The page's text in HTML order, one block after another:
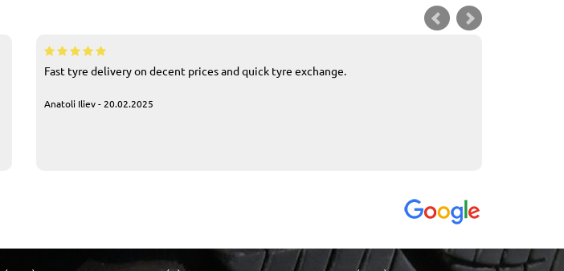
Fast tyre delivery on decent prices and quick tyre exchange.
Anatoli Iliev - 20.02.2025